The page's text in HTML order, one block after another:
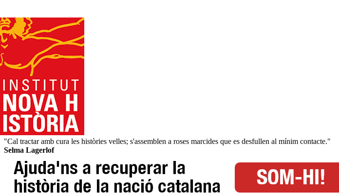
"Cal tractar amb cura les històries velles; s'assemblen a roses marcides que es desfullen al mínim contacte."
Selma Lagerlof